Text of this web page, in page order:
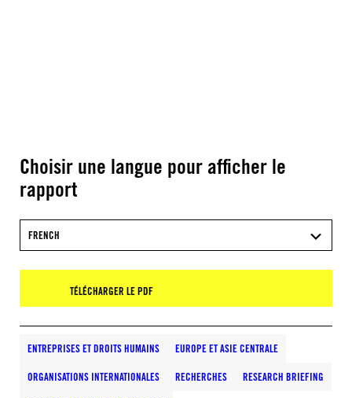
Choisir une langue pour afficher le
rapport
FRENCH
TÉLÉCHARGER LE PDF
ENTREPRISES ET DROITS HUMAINS EUROPE ET ASIE CENTRALE
ORGANISATIONS INTERNATIONALES RECHERCHES RESEARCH BRIEFING